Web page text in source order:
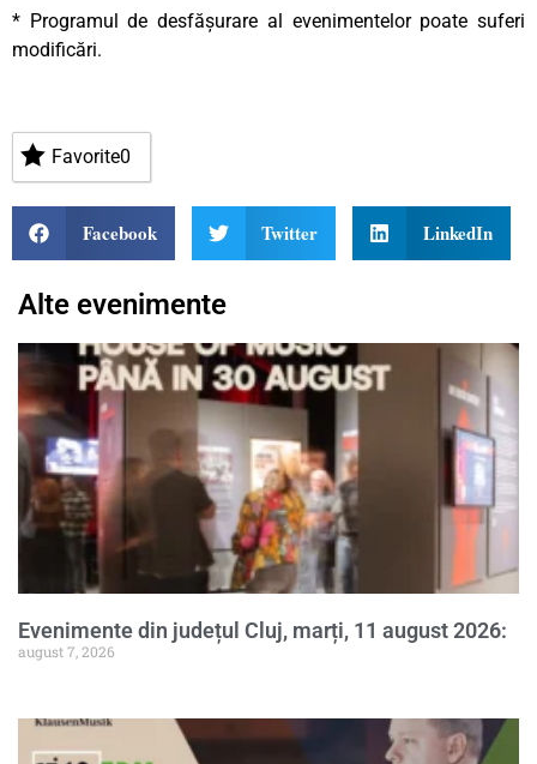
* Programul de desfășurare al evenimentelor poate suferi
modificări.
Favorite0
Facebook Twitter LinkedIn
Alte evenimente
Evenimente din județul Cluj, marți, 11 august 2026:
august 7, 2026